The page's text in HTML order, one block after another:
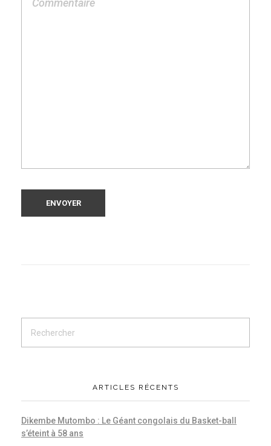
ARTICLES RÉCENTS
Dikembe Mutombo : Le Géant congolais du Basket-ball
s’éteint à 58 ans